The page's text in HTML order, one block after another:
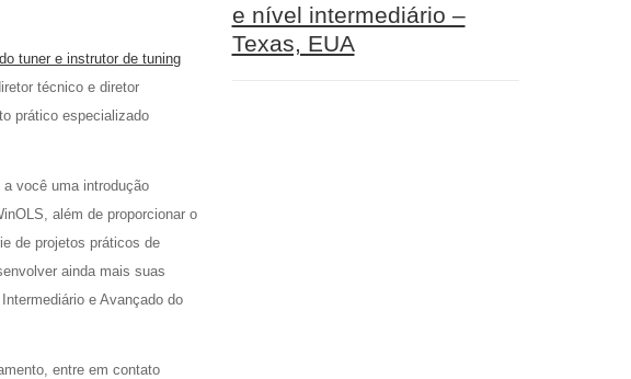
tuner e instrutor de tuning
técnico e diretor
prático especializado
você uma introdução
além de proporcionar o
de projetos práticos de
ainda mais suas
e Avançado do
entre em contato
e nível intermediário –
Texas, EUA